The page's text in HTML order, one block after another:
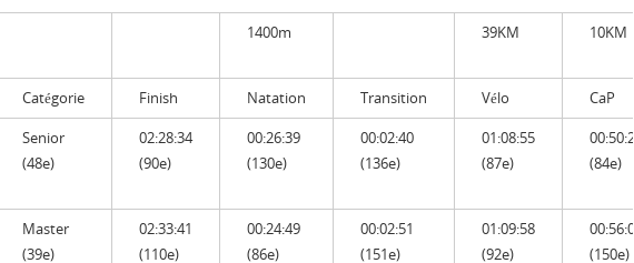
1400m 39KM 10KM
Catégorie Finish Natation Transition Vélo
CaP
Senior
(48e)
02:28:34
(90e)
00:26:39
(130e)
00:02:40
(136e)
01:08:55
(87e)
00:50:21
(84e)
Master
(39e)
02:33:41
(110e)
00:24:49
(86e)
00:02:51
(151e)
01:09:58
(92e)
00:56:05
(150e)